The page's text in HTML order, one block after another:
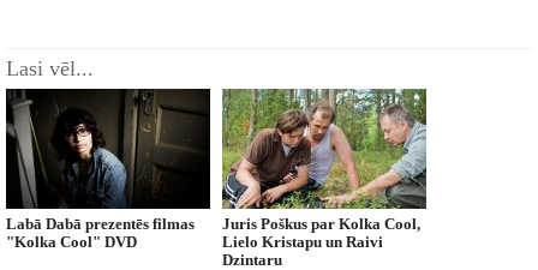
Lasi vēl...
Labā Dabā prezentēs filmas
"Kolka Cool" DVD
Juris Poškus par Kolka Cool,
Lielo Kristapu un Raivi
Dzintaru